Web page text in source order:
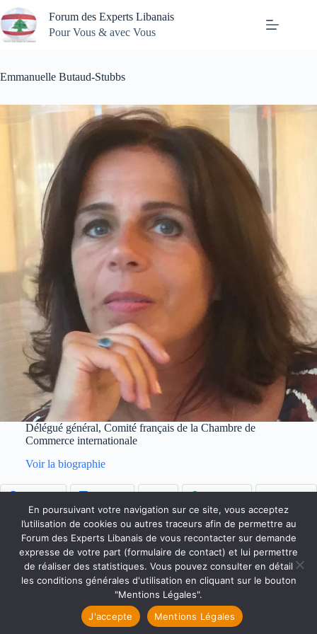
Passer
au
contenu
Forum des Experts Libanais
Pour Vous & avec Vous
Emmanuelle Butaud-Stubbs
Délégué général, Comité français de la Chambre de
Commerce internationale
Voir la biographie
Accueil Qui sommes-nous ?
Faire un don
Accès Membres
Rejoignez-nous
Mentions Légales
Contact
Copyright © 2026 Forum des Experts Libanais.
En poursuivant votre navigation sur ce site, vous acceptez
l’utilisation de cookies ou autres traceurs afin de permettre au
Forum des Experts Libanais de vous recontacter sur demande
expresse de votre part (formulaire de contact) et lui permettre
de réaliser des statistiques. Vous pouvez consulter en détail
les conditions générales d'utilisation en cliquant sur le bouton
"Mentions Légales".
J'accepte
Mentions Légales